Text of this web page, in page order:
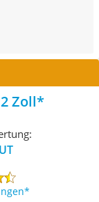
Zoll